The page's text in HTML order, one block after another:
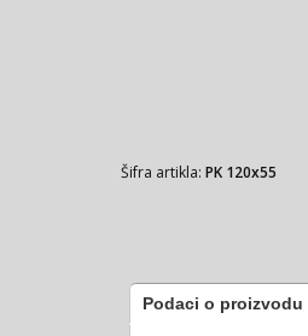
Šifra artikla:PK 120x55
Podaci o proizvodu